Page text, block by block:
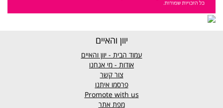
יוון והאיים
עמוד הבית - יוון והאיים
אודות - מי אנחנו
צור קשר
פרסמו איתנו
Promote with us
מפת אתר